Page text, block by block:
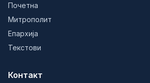
Почетна
Митрополит
Епархија
Текстови
Контакт